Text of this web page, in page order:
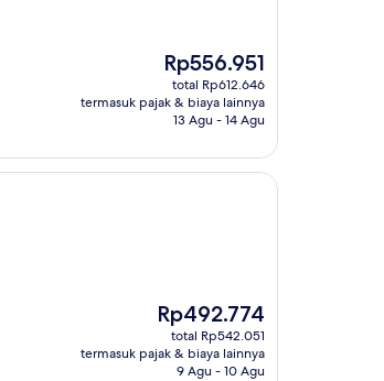
Harga
sekarang
Rp556.951
Rp556.951
total Rp612.646
termasuk pajak & biaya lainnya
13 Agu - 14 Agu
Harga
sekarang
Rp492.774
Rp492.774
total Rp542.051
termasuk pajak & biaya lainnya
9 Agu - 10 Agu